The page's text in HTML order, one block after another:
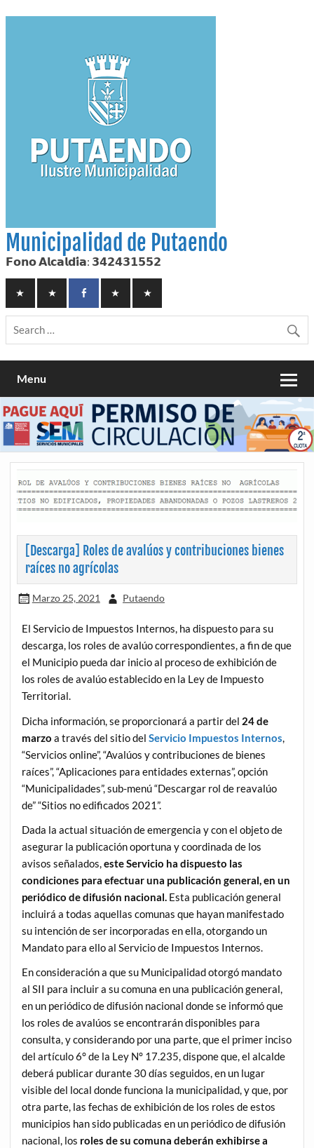
to
Municipalidad de Putaendo
𝗙𝗼𝗻𝗼 𝗔𝗹𝗰𝗮𝗹𝗱𝗶́𝗮: 𝟯𝟰𝟮𝟰𝟯𝟭𝟱𝟱𝟮
Menu
[Descarga] Roles de avalúos y contribuciones bienes
raíces no agrícolas
Marzo 25, 2021 Putaendo
El Servicio de Impuestos Internos, ha dispuesto para su
descarga, los roles de avalúo correspondientes, a fin de que
el Municipio pueda dar inicio al proceso de exhibición de
los roles de avalúo establecido en la Ley de Impuesto
Territorial.
Dicha información, se proporcionará a partir del 24 de
marzoa través del sitio delServicio Impuestos Internos
“Servicios online”, “Avalúos y contribuciones de bienes
raíces”, “Aplicaciones para entidades externas”, opción
“Municipalidades”, sub-menú “Descargar rol de reavalúo
de” “Sitios no edificados 2021”.
Dada la actual situación de emergencia y con el objeto de
asegurar la publicación oportuna y coordinada de los
avisos señalados,este Servicio ha dispuesto las
condiciones para efectuar una publicación general, en un
periódico de difusión nacional. Esta publicación general
incluirá a todas aquellas comunas que hayan manifestado
su intención de ser incorporadas en ella, otorgando un
Mandato para ello al Servicio de Impuestos Internos.
En consideración a que su Municipalidad otorgó mandato
al SII para incluir a su comuna en una publicación general,
en un periódico de difusión nacional donde se informó que
los roles de avalúos se encontrarán disponibles para
consulta, y considerando por una parte, que el primer inciso
del artículo 6° de la Ley N° 17.235, dispone que, el alcalde
deberá publicar durante 30 días seguidos, en un lugar
visible del local donde funciona la municipalidad, y que, por
otra parte, las fechas de exhibición de los roles de estos
municipios han sido publicadas en un periódico de difusión
nacional, los roles de su comuna deberán exhibirse a